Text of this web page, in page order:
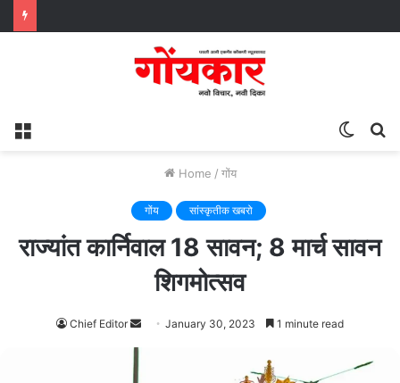
Switch
Home / गोंय
गोंय सांस्कृतीक खबरो
राज्यांत कार्निवाल 18 सावन; 8 मार्च सावन
शिगमोत्सव
Chief Editor
SendJanuary 30, 2023 1 minute read